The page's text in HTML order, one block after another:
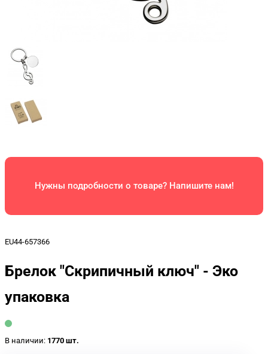
Нужны подробности о товаре? Напишите нам!
EU44-657366
Брелок "Скрипичный ключ" - Эко
упаковка
В наличии: 1770 шт.